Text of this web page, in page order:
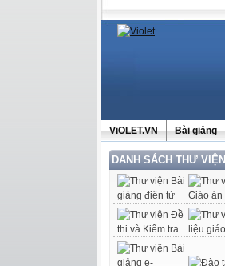
ViOLET.VN Bài giảng
DANH SÁCH THƯ VIỆN